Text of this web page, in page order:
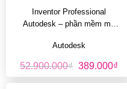
Inventor Professional
Autodesk – phần mềm mô
Autodesk
52.900.000₫ Giá
là:
389.000₫Giá
tại